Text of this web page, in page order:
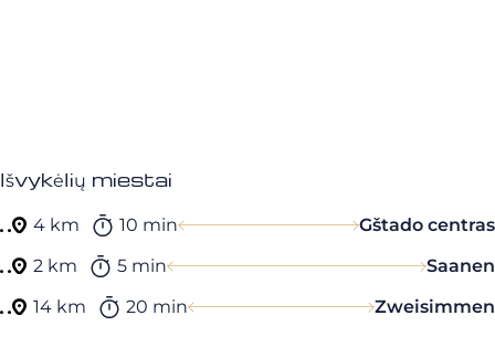
Išvykėlių miestai
4 km 10 min
Gštado centras
2 km
5 min
Saanen
14 km
20 min Zweisimmen